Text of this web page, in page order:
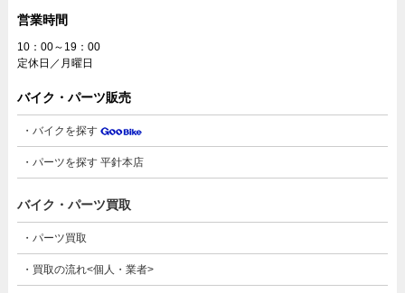
営業時間
10：00～19：00
定休日／月曜日
バイク・パーツ販売
・バイクを探す
・パーツを探す 平針本店
バイク・パーツ買取
・パーツ買取
・買取の流れ<個人・業者>